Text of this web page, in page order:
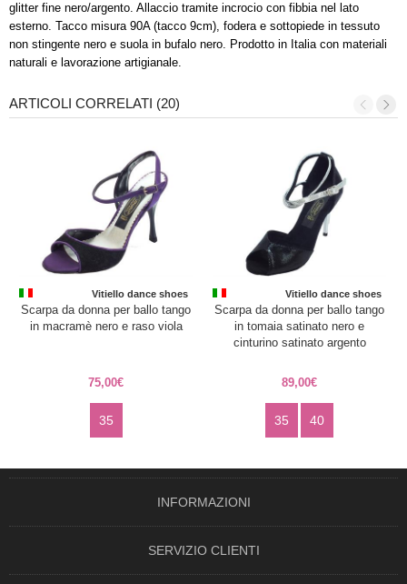
glitter fine nero/argento. Allaccio tramite incrocio con fibbia nel lato
esterno. Tacco misura 90A (tacco 9cm), fodera e sottopiede in tessuto
non stingente nero e suola in bufalo nero. Prodotto in Italia con materiali
naturali e lavorazione artigianale.
ARTICOLI CORRELATI (20)
Vitiello dance shoes
Scarpa da donna per ballo tango
in macramè nero e raso viola
75,00€
35
Vitiello dance shoes
Scarpa da donna per ballo tango
in tomaia satinato nero e
cinturino satinato argento
89,00€
35 40
INFORMAZIONI
SERVIZIO CLIENTI